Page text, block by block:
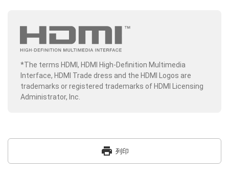
*The terms HDMI, HDMI High-Definition Multimedia
Interface, HDMI Trade dress and the HDMI Logos are
trademarks or registered trademarks of HDMI Licensing
Administrator, Inc.
print 列印